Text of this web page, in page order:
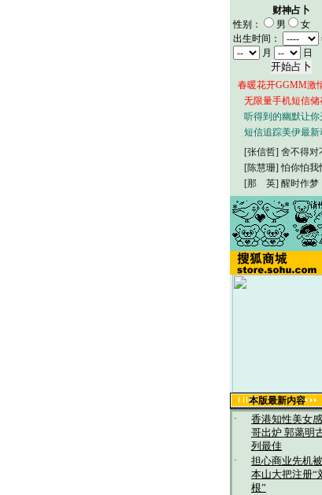
财神占卜
性别：
男
女
出生时间：
月
日
春暖花开GGMM激
无限量手机短信储
听得到的幽默让你
短信追踪美伊最新
[张信哲] 舍不得对
[陈慧珊] 怕你怕我
[那 英] 醒时作梦
本版最新内容
·
香港知性美女
哥出炉 郭蔼明
列最佳
·
担心商业先机
本山大把注册“
根”